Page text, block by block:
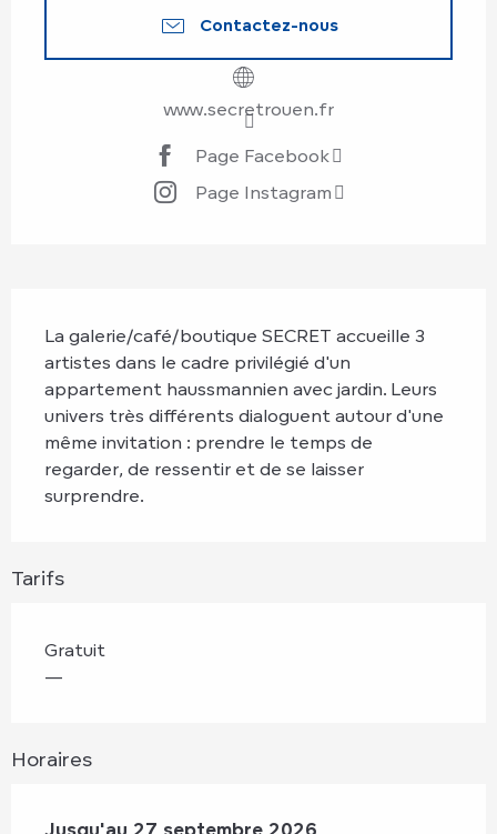
Contactez-nous
www.secretrouen.fr
Page Facebook
Page Instagram
La galerie/café/boutique SECRET accueille 3
artistes dans le cadre privilégié d'un
appartement haussmannien avec jardin. Leurs
univers très différents dialoguent autour d'une
même invitation : prendre le temps de
regarder, de ressentir et de se laisser
surprendre.
Tarifs
Gratuit
—
Horaires
Du12 juin 2026au27 septembre 2026
Jusqu'au 27 septembre 2026